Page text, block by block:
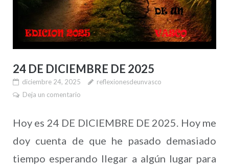
24 DE DICIEMBRE DE 2025
diciembre 24, 2025
reflexionesdeunvasco
Deja un comentario
Hoy es 24 DE DICIEMBRE DE 2025. Hoy me
doy cuenta de que he pasado demasiado
tiempo esperando llegar a algún lugar para